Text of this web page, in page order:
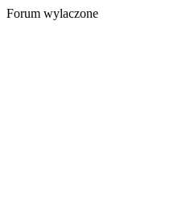
Forum wylaczone